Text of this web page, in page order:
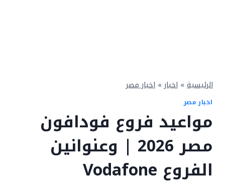
الرئيسية » اخبار » اخبار مصر
اخبار مصر
مواعيد فروع فودافون
مصر 2026 | وعنوانين
الفروع Vodafone